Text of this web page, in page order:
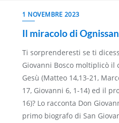
1 NOVEMBRE 2023
Il miracolo di
Ti sorprenderesti se ti
Giovanni Bosco moltiplicò il
Gesù (Matteo 14,13-21,
17, Giovanni 6, 1-14) ed il
16)? Lo racconta Don
primo biografo di San